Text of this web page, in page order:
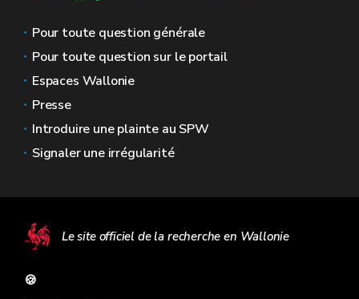
Pour toute question générale
Pour toute question sur le portail
Espaces Wallonie
Presse
Introduire une plainte au SPW
Signaler une irrégularité
Le site officiel de la recherche en Wallonie
🍪